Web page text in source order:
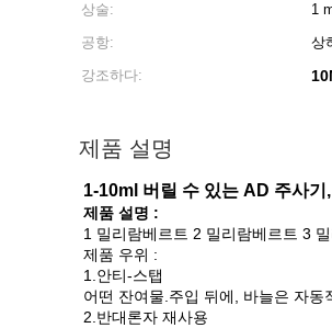
상술:
1
공항:
상
강조하다:
제품 설명
1-10ml 버릴 수 있는 AD 주사
제품 설명 :
1 밀리람베르트 2 밀리람베르트 3
제품 우위 :
1.안티-스탭
어떤 잔여물.주입 뒤에, 바늘은 자동
2.반대론자 재사용